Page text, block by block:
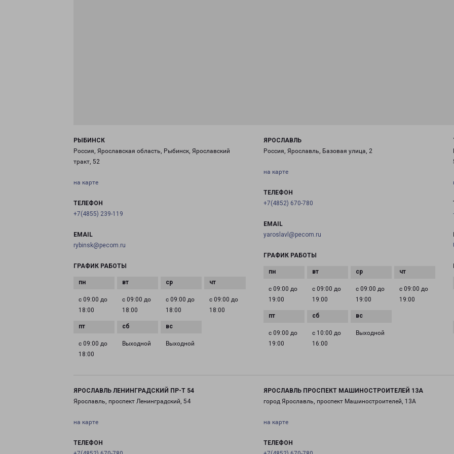
РЫБИНСК
Россия, Ярославская область, Рыбинск, Ярославский
тракт, 52
на карте
ТЕЛЕФОН
+7(4855) 239-119
EMAIL
rybinsk@pecom.ru
ГРАФИК РАБОТЫ
с 09:00 до
18:00
с 09:00 до
18:00
с 09:00 до
18:00
с 09:00 до
18:00
с 09:00 до
18:00
Выходной Выходной
ЯРОСЛАВЛЬ
Россия, Ярославль, Базовая улица, 2
на карте
ТЕЛЕФОН
+7(4852) 670-780
EMAIL
yaroslavl@pecom.ru
ГРАФИК РАБОТЫ
с 09:00 до
19:00
с 09:00 до
19:00
с 09:00 до
19:00
с 09:00 до
19:00
с 09:00 до
19:00
с 10:00 до
16:00
Выходной
ЯРОСЛАВЛЬ ЛЕНИНГРАДСКИЙ ПР-Т 54
Ярославль, проспект Ленинградский, 54
на карте
ТЕЛЕФОН
ЯРОСЛАВЛЬ ПРОСПЕКТ МАШИНОСТРОИТЕЛЕЙ 13А
город Ярославль, проспект Машиностроителей, 13А
на карте
ТЕЛЕФОН